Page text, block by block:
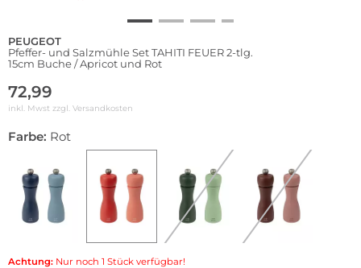
PEUGEOT
Pfeffer- und Salzmühle Set TAHITI FEUER 2-tlg.
15cm Buche / Apricot und Rot
72,99
inkl. Mwst zzgl. Versandkosten
Farbe: Rot
Achtung: Nur noch 1 Stück verfügbar!